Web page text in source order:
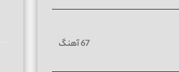
67 آهنگ